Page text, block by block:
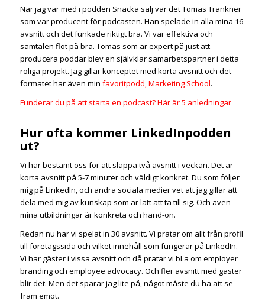
När jag var med i podden Snacka sälj var det Tomas Tränkner
som var producent för podcasten. Han spelade in alla mina 16
avsnitt och det funkade riktigt bra. Vi var effektiva och
samtalen flöt på bra. Tomas som är expert på just att
producera poddar blev en självklar samarbetspartner i detta
roliga projekt. Jag gillar konceptet med korta avsnitt och det
formatet har även min favoritpodd, Marketing School.
Funderar du på att starta en podcast? Här är 5 anledningar
Hur ofta kommer LinkedInpodden
ut?
Vi har bestämt oss för att släppa två avsnitt i veckan. Det är
korta avsnitt på 5-7 minuter och väldigt konkret. Du som följer
mig på LinkedIn, och andra sociala medier vet att jag gillar att
dela med mig av kunskap som är lätt att ta till sig. Och även
mina utbildningar är konkreta och hand-on.
Redan nu har vi spelat in 30 avsnitt. Vi pratar om allt från profil
till företagssida och vilket innehåll som fungerar på LinkedIn.
Vi har gäster i vissa avsnitt och då pratar vi bl.a om employer
branding och employee advocacy. Och fler avsnitt med gäster
blir det. Men det sparar jag lite på, något måste du ha att se
fram emot.